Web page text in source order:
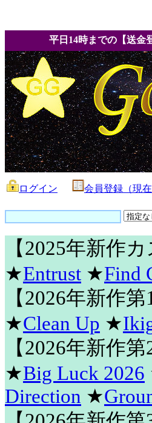
平日14時までの【送金
ログイン 会員登録（現
【2025年新作
★Entrust ★Find
【2026年新作
★Clean Up ★
【2026年新作
★Big Luck 2026
Direction ★